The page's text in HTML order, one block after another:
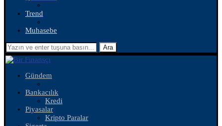
Trend
Muhasebe
Ara
Gündem
Bankacılık
Kredi
Piyasalar
Kripto Paralar